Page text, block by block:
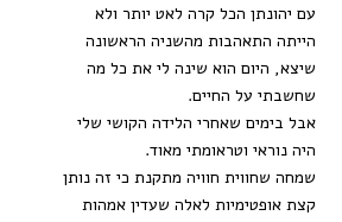
עם יהונתן הכל קרה לאט יותר ולא
הייתה התאהבות מהשניה הראשונה
שיצא, היום הוא שינה לי את כל מה
שחשבתי על החיים.
אבל בימים שאחרי הלידה הקושי שלי
היה נוראי וטראומתי מאוד.
שמחה שחווית חוויה מתקנת כי זה נותן
קצת אופטימיות לאלה שעדין אמהות